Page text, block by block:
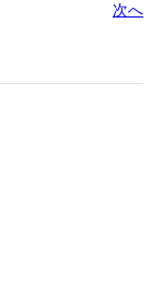
次へ